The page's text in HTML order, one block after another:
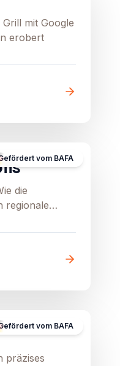
mit Google
erobert
vom BAFA
die
regionale
vom BAFA
präzises